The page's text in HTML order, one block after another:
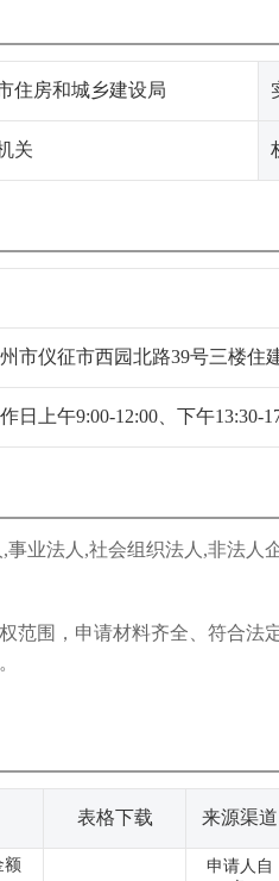
住房和城乡建设局
关
市仪征市西园北路39号三楼住
日上午9:00-12:00、下午13:30-
事业法人,社会组织法人,非法人
范围，申请材料齐全、符合
表格下载 来源渠道
额
申请人自